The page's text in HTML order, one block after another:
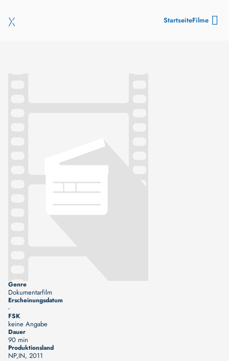
StartseiteFilme
Genre
Dokumentarfilm
Erscheinungsdatum
-
FSK
keine Angabe
Dauer
90 min
Produktionsland
NP,IN, 2011